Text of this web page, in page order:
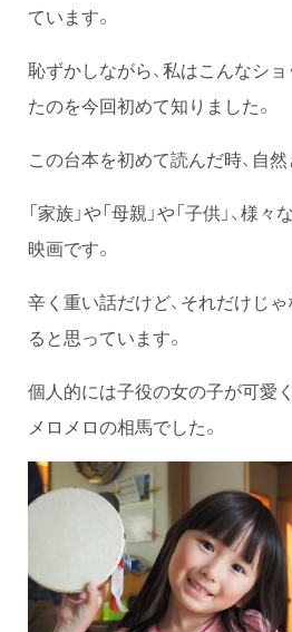
ています。
恥ずかしながら、私はこんなシ
たのを今回初めて知りました。
この台本を初めて読んだ時、自
「家族」や「母親」や「子供」、様
映画です。
辛く重い話だけど、それだけじ
ると思っています。
個人的には子役の女の子が可愛
メロメロの相馬でした。